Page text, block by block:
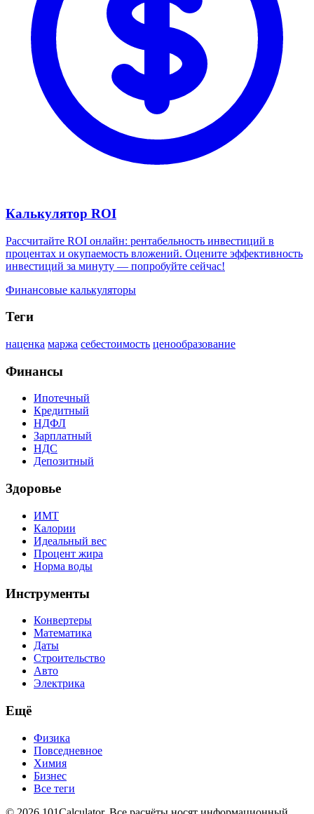
Калькулятор ROI
Рассчитайте ROI онлайн: рентабельность инвестиций в
процентах и окупаемость вложений. Оцените эффективность
инвестиций за минуту — попробуйте сейчас!
Финансовые калькуляторы
Теги
наценка маржа себестоимость ценообразование
Финансы
Ипотечный
Кредитный
НДФЛ
Зарплатный
НДС
Депозитный
Здоровье
ИМТ
Калории
Идеальный вес
Процент жира
Норма воды
Инструменты
Конвертеры
Математика
Даты
Строительство
Авто
Электрика
Ещё
Физика
Повседневное
Химия
Бизнес
Все теги